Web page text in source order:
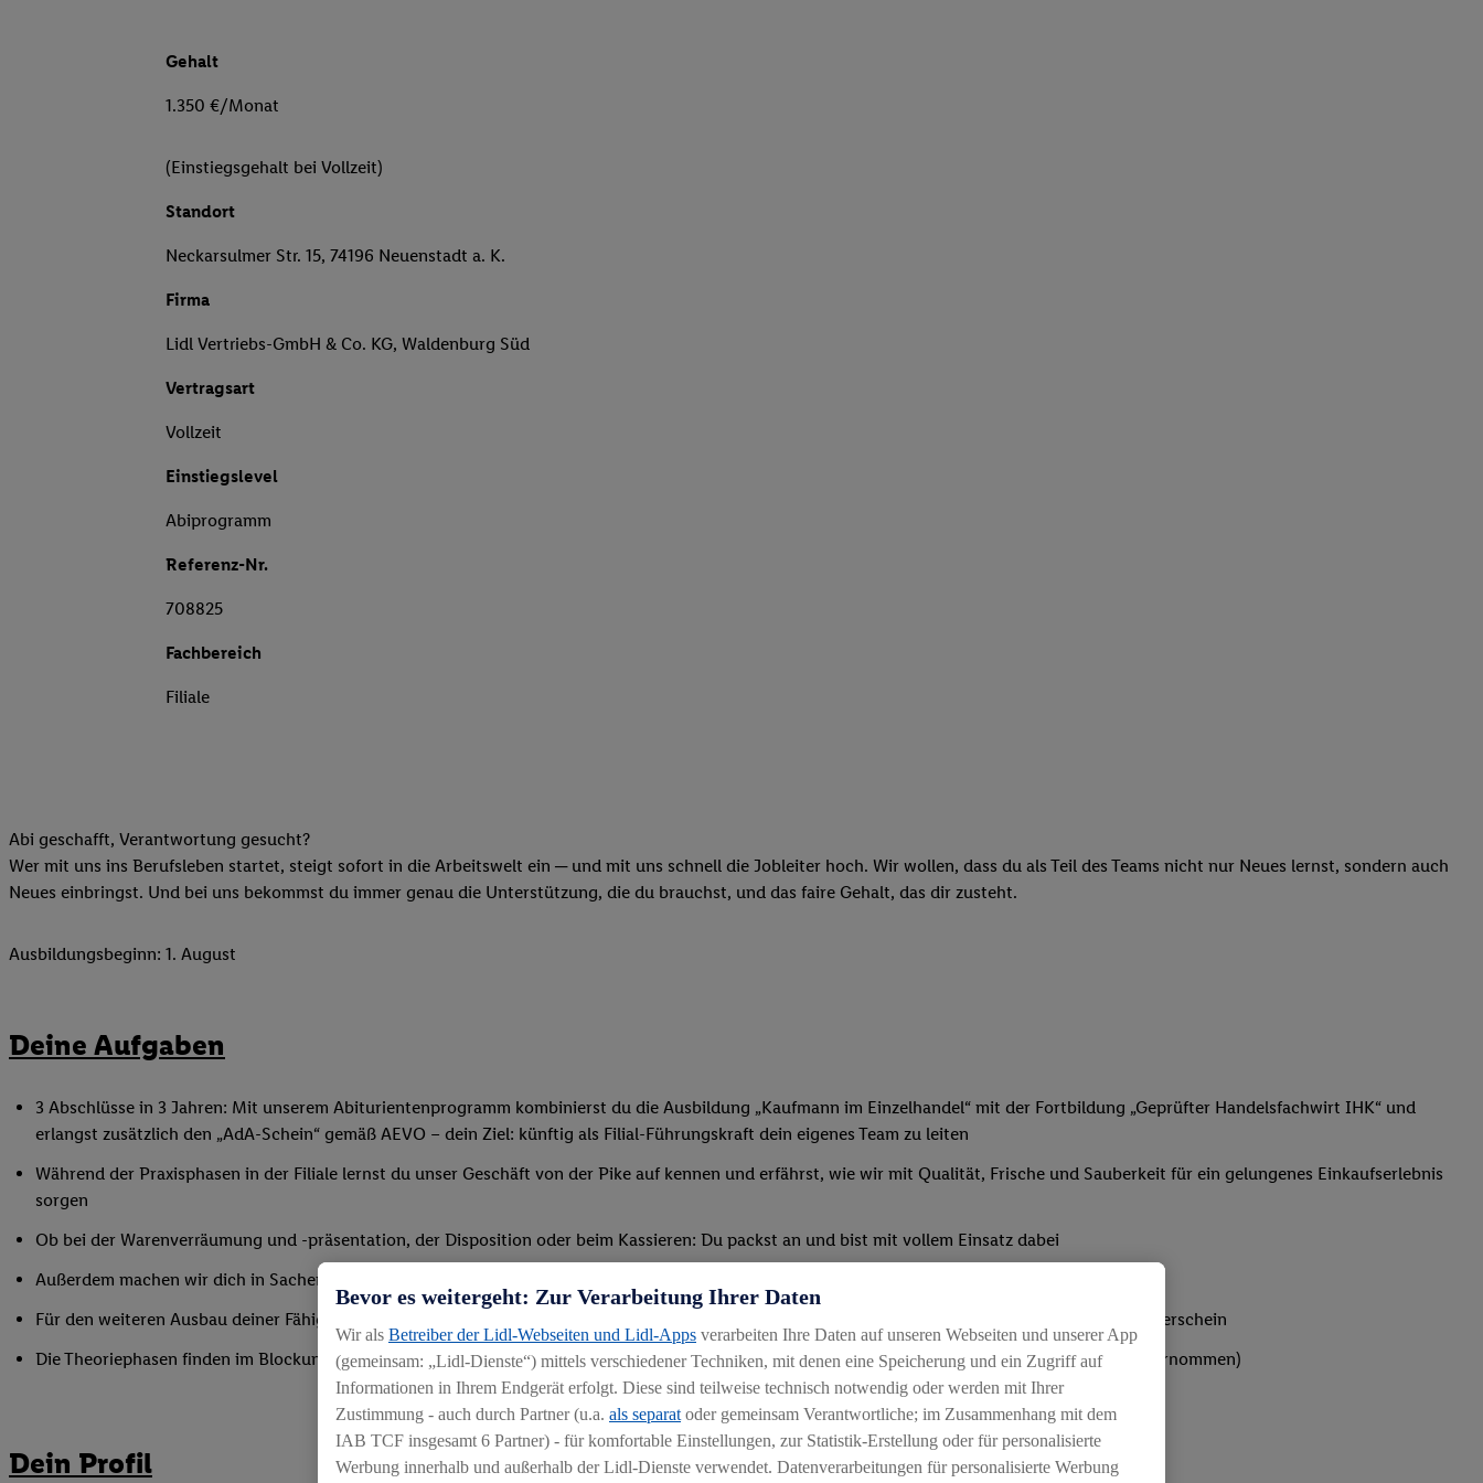
Gehalt
1.350 €/Monat
(Einstiegsgehalt bei Vollzeit)
Standort
Neckarsulmer Str. 15, 74196 Neuenstadt a. K.
Firma
Lidl Vertriebs-GmbH & Co. KG, Waldenburg Süd
Vertragsart
Vollzeit
Einstiegslevel
Abiprogramm
Referenz-Nr.
708825
Fachbereich
Filiale
Abi geschafft, Verantwortung gesucht?
Wer mit uns ins Berufsleben startet, steigt sofort in die Arbeitswelt ein ─ und mit uns schnell die Jobleiter hoch. Wir wollen, dass du als Teil des Teams nicht nur Neues lernst, sondern auch
Neues einbringst. Und bei uns bekommst du immer genau die Unterstützung, die du brauchst, und das faire Gehalt, das dir zusteht.
Ausbildungsbeginn: 1. August
Deine Aufgaben
3 Abschlüsse in 3 Jahren: Mit unserem Abiturientenprogramm kombinierst du die Ausbildung „Kaufmann im Einzelhandel“ mit der Fortbildung „Geprüfter Handelsfachwirt IHK“ und
erlangst zusätzlich den „AdA-Schein“ gemäß AEVO – dein Ziel: künftig als Filial-Führungskraft dein eigenes Team zu leiten
Während der Praxisphasen in der Filiale lernst du unser Geschäft von der Pike auf kennen und erfährst, wie wir mit Qualität, Frische und Sauberkeit für ein gelungenes Einkaufserlebnis
sorgen
Ob bei der Warenverräumung und -präsentation, der Disposition oder beim Kassieren: Du packst an und bist mit vollem Einsatz dabei
Außerdem machen wir dich in Sachen Mitarbeiterführung fit, sodass du bald deine erste eigene Schicht übernehmen kannst
Für den weiteren Ausbau deiner Fähigkeiten nimmst du an verschiedenen Schulungen und Seminaren teil – außerdem erwirbst du den IHK-Ausbilderschein
Die Theoriephasen finden im Blockunterricht an einem externen Bildungszentrum statt (etwaige Reise-/Übernachtungskosten werden von Lidl übernommen)
Dein Profil
Bevor es weitergeht: Zur Verarbeitung Ihrer Daten
Wir als Betreiber der Lidl-Webseiten und Lidl-Apps verarbeiten Ihre Daten auf unseren Webseiten und unserer App
(gemeinsam: „Lidl-Dienste“) mittels verschiedener Techniken, mit denen eine Speicherung und ein Zugriff auf
Informationen in Ihrem Endgerät erfolgt. Diese sind teilweise technisch notwendig oder werden mit Ihrer
Zustimmung - auch durch Partner (u.a. als separat oder gemeinsam Verantwortliche; im Zusammenhang mit dem
IAB TCF insgesamt 6 Partner) - für komfortable Einstellungen, zur Statistik-Erstellung oder für personalisierte
Werbung innerhalb und außerhalb der Lidl-Dienste verwendet. Datenverarbeitungen für personalisierte Werbung